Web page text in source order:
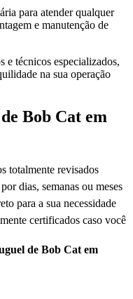
para atender qualquer
e manutenção de
e técnicos especializados,
na sua operação
Bob Cat em
totalmente revisados
dias, semanas ou meses
para a sua necessidade
certificados caso você
de Bob Cat em